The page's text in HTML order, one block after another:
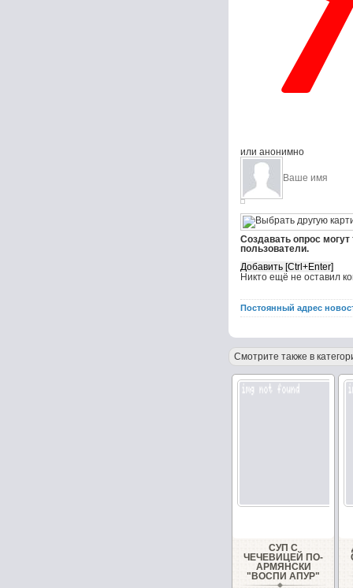
или анонимно
Создавать опрос
пользователи.
Никто ещё не оставил
Постоянный адрес
Смотрите также в
СУП С
ЧЕЧЕВИЦЕЙ ПО-
АРМЯНСКИ
"ВОСПИ АПУР"